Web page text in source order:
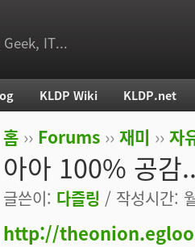
IT...
현재 위치
홈 ›› Forums ›› 재미 ›› 자
아아 100% 공감
글쓴이: 다즐링 / 작성시간:
http://
KLDP Wiki KLDP.net